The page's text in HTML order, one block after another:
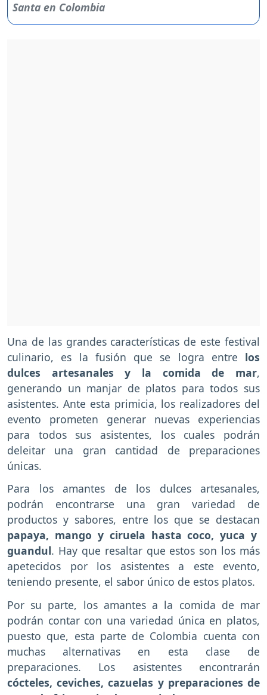
Una de las grandes características de este festival
culinario, es la fusión que se logra entre los
dulces artesanales y la comida de mar,
generando un manjar de platos para todos sus
asistentes. Ante esta primicia, los realizadores del
evento prometen generar nuevas experiencias
para todos sus asistentes, los cuales podrán
deleitar una gran cantidad de preparaciones
únicas.
Para los amantes de los dulces artesanales,
podrán encontrarse una gran variedad de
productos y sabores, entre los que se destacan
papaya, mango y ciruela hasta coco, yuca y
guandul. Hay que resaltar que estos son los más
apetecidos por los asistentes a este evento,
teniendo presente, el sabor único de estos platos.
Por su parte, los amantes a la comida de mar
podrán contar con una variedad única en platos,
puesto que, esta parte de Colombia cuenta con
muchas alternativas en esta clase de
preparaciones. Los asistentes encontrarán
cócteles, ceviches, cazuelas y preparaciones de